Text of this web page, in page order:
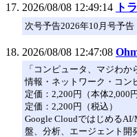
2026/08/08 12:49:14 ト
次号予告2026年10月号予告
2026/08/08 12:47:08
「コンピュータ、マジわ
情報・ネットワーク・コン
定価：2,200円（本体2,000
定価：2,200円（税込）
Google Cloudではじめる
盤、分析、エージェント開